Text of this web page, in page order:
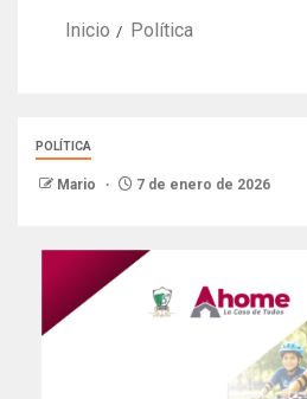
Inicio Política
POLÍTICA
Mario 7 de enero de 2026